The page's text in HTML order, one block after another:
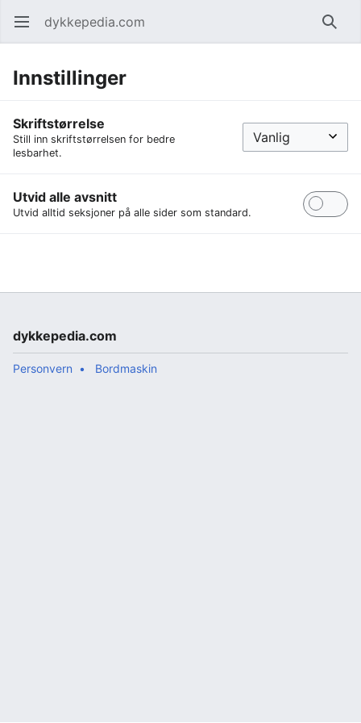
Åpne hovedmenyen dykkepedia.com Søk
Innstillinger
Skriftstørrelse
Still inn skriftstørrelsen for bedre
lesbarhet.
Utvid alle avsnitt
Utvid alltid seksjoner på alle sider som standard.
dykkepedia.com
Personvern Bordmaskin